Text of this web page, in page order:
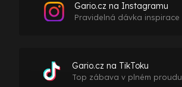
Gario.cz na Instagramu
Pravidelná dávka inspirace
Gario.cz na TikToku
Top zábava v plném proudu